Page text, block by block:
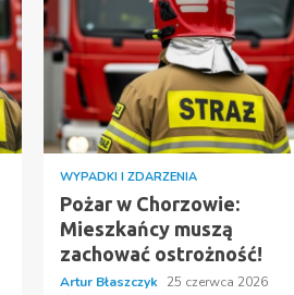
WYPADKI I ZDARZENIA
Pożar w Chorzowie:
Mieszkańcy muszą
zachować ostrożność!
Artur Błaszczyk 25 czerwca 2026